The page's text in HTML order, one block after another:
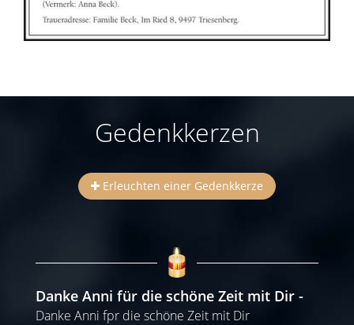
Gedenkkerzen
Erleuchten einer Gedenkkerze
Danke Anni für die schöne Zeit mit Dir
Danke Anni fpr die schöne Zeit mit Dir